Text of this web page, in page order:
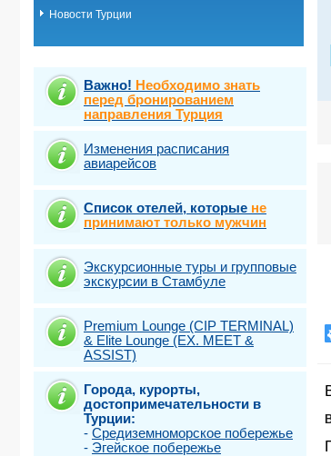
Новости Турции
Важно! Необходимо знать
перед бронированием
направления Турция
Изменения расписания
авиарейсов
Список отелей, которые не
принимают только мужчин
Экскурсионные туры и групповые
экскурсии в Стамбуле
Premium Lounge (CIP TERMINAL)
& Elite Lounge (EX. MEET &
ASSIST)
Города, курорты,
достопримечательности в
Турции:
- Средиземноморское побережье
- Эгейское побережье